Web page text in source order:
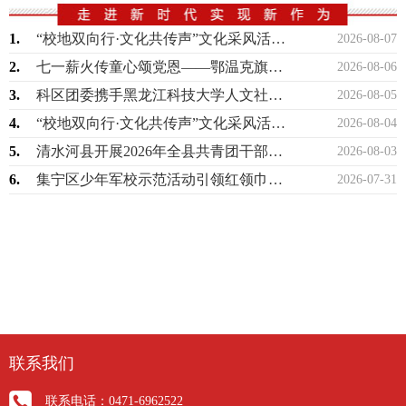
2026-08-07
1. “校地双向行·文化共传声”文化采风活动落幕青年力量赋能武川县域文化传播与文旅高质…
2026-08-06
2. 七一薪火传童心颂党恩——鄂温克旗团委开展红色故事会主题教育活动
2026-08-05
3. 科区团委携手黑龙江科技大学人文社会科学学院团委开展暑期“三下乡”社会实践活动
2026-08-04
4. “校地双向行·文化共传声”文化采风活动落幕青年力量赋能武川县域文化传播与文旅高质…
2026-08-03
5. 清水河县开展2026年全县共青团干部业务能力提升专题培训班
2026-07-31
6. 集宁区少年军校示范活动引领红领巾筑梦强军路
联系我们
联系电话：0471-6962522